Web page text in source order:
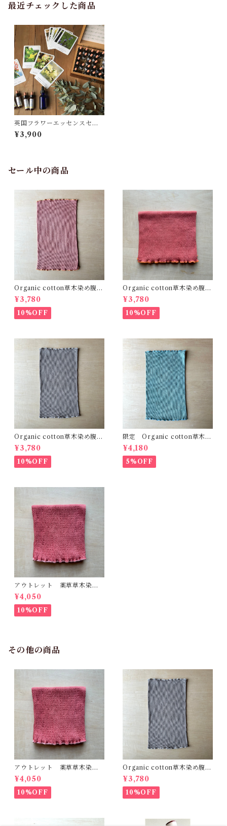
最近チェックした商品
英国フラワーエッセンスセラ
ピー メールカウンセリング
¥3,900
セール中の商品
Organic cotton草木染め腹巻
Fit 茜びわ 真菰 精麻 自然
療法 温活 冷え性 体質改
善 出産祝い 健康
¥3,780
10%OFF
Organic cotton草木染め腹巻
Fit 茜びわ 真菰 精麻 自然
療法 温活 冷え性 体質改
善 出産祝い 健康
¥3,780
10%OFF
Organic cotton草木染め腹巻
Fit びわ 真菰 精麻 自然療
法 温活 冷え性 体質改
善 出産祝い 健康
¥3,780
10%OFF
限定 Organic cotton草木染
め腹巻 Fit 薄藍 精麻 自然
療法 温活 冷え性 体質改
善 出産祝い 健康
¥4,180
5%OFF
アウトレット 薬草草木染め
コットンシルク腹巻 あかね
とびわ 明るめ ネックウォー
マー 冷えとり 温活 冷え
性 体質改善 出産祝い
¥4,050
10%OFF
その他の商品
アウトレット 薬草草木染め
コットンシルク腹巻 あかね
とびわ 明るめ ネックウォー
マー 冷えとり 温活 冷え
性 体質改善 出産祝い
¥4,050
10%OFF
Organic cotton草木染め腹巻
Fit びわ 真菰 精麻 自然療
法 温活 冷え性 体質改
善 出産祝い 健康
¥3,780
10%OFF